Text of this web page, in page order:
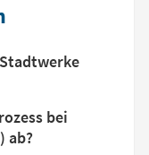
bei
ab?